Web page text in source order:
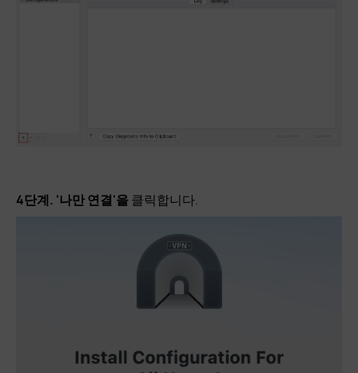
4단계. '나만 연결'을클릭합니다.